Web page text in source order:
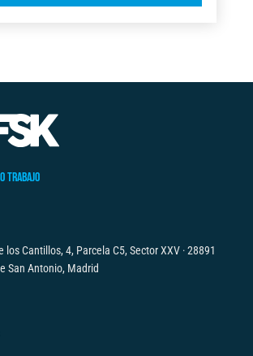
KG
n
TRABAJO
los Cantillos, 4, Parcela C5, Sector XXV · 28891
San Antonio, Madrid